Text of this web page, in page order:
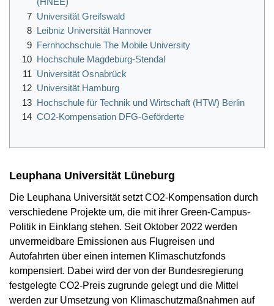
7 Universität Greifswald
8 Leibniz Universität Hannover
9 Fernhochschule The Mobile University
10 Hochschule Magdeburg-Stendal
11 Universität Osnabrück
12 Universität Hamburg
13 Hochschule für Technik und Wirtschaft (HTW) Berlin
14 CO2-Kompensation DFG-Geförderte
Leuphana Universität Lüneburg
Die Leuphana Universität setzt CO2-Kompensation durch
verschiedene Projekte um, die mit ihrer Green-Campus-
Politik in Einklang stehen. Seit Oktober 2022 werden
unvermeidbare Emissionen aus Flugreisen und
Autofahrten über einen internen Klimaschutzfonds
kompensiert. Dabei wird der von der Bundesregierung
festgelegte CO2-Preis zugrunde gelegt und die Mittel
werden zur Umsetzung von Klimaschutzmaßnahmen auf